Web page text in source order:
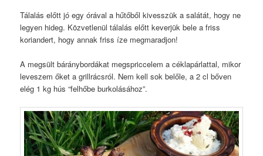
Tálalás előtt jó egy órával a hűtőből kivesszük a salátát, hogy ne
legyen hideg. Közvetlenül tálalás előtt keverjük bele a friss
koriandert, hogy annak friss íze megmaradjon!
A megsült báránybordákat megspriccelem a céklapárlattal, mikor
leveszem őket a grillrácsról. Nem kell sok belőle, a 2 cl bőven
elég 1 kg hús “felhőbe burkolásához”.